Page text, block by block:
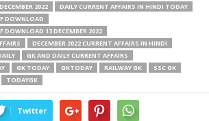
2022
DAILY CURRENT AFFAIRS IN HINDI TODAY
DOWNLOAD
DOWNLOAD 13 DECEMBER 2022
DECEMBER 2022 CURRENT AFFAIRS IN HINDI
GK AND DAILY CURRENT AFFAIRS
GK TODAY GKTODAY RAILWAY GK
SSC GK
TODAYGK
Twitter